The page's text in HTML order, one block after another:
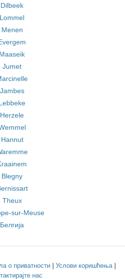
Dilbeek
Lommel
Menen
Maaseik
Jumet
Jambes
Herzele
Hannut
Blegny
Theux
sur-Meuse
Белгија
о приватности Услови коришћења|
нас